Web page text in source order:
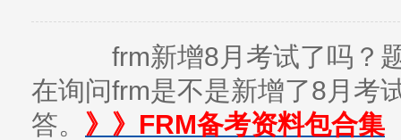
frm新增8月考试了吗？题
在询问frm是不是新增了8月考
答。 》》FRM备考资料包合集